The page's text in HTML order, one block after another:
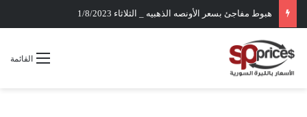
هبوط مفاجئ بسعر الأونصه الذهبيه _ الثلاثاء 1/8/2023
القائمة